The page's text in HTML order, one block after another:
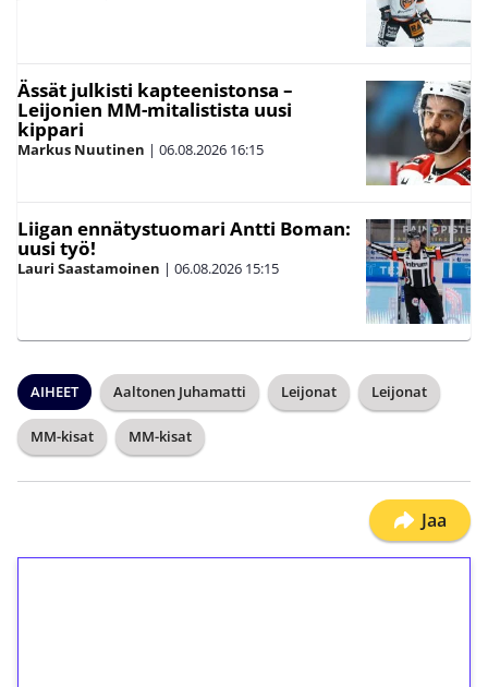
Ässät julkisti kapteenistonsa –
Leijonien MM-mitalistista uusi
kippari
Markus Nuutinen | 06.08.2026 16:15
Liigan ennätystuomari Antti Boman:
uusi työ!
Lauri Saastamoinen | 06.08.2026 15:15
AIHEET Aaltonen Juhamatti Leijonat Leijonat
MM-kisat MM-kisat
Jaa